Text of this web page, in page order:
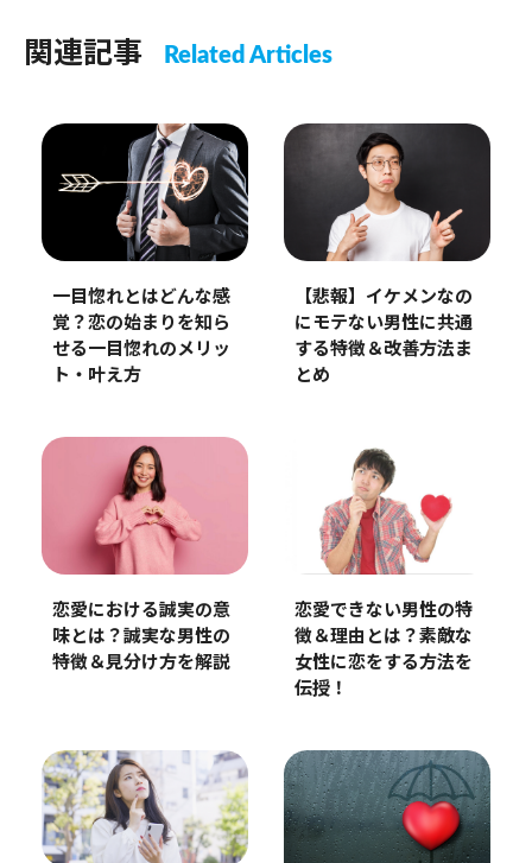
関連記事 Related Articles
一目惚れとはどんな感
覚？恋の始まりを知ら
せる一目惚れのメリッ
ト・叶え方
【悲報】イケメンなの
にモテない男性に共通
する特徴＆改善方法ま
とめ
恋愛における誠実の意
味とは？誠実な男性の
特徴＆見分け方を解説
恋愛できない男性の特
徴＆理由とは？素敵な
女性に恋をする方法を
伝授！